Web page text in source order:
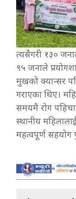
त्यसैगरी १३०
९५ जनाले
मुखको क्यान्सर
गराएका थिए।
समयमै रोग
स्थानीय
महत्वपूर्ण